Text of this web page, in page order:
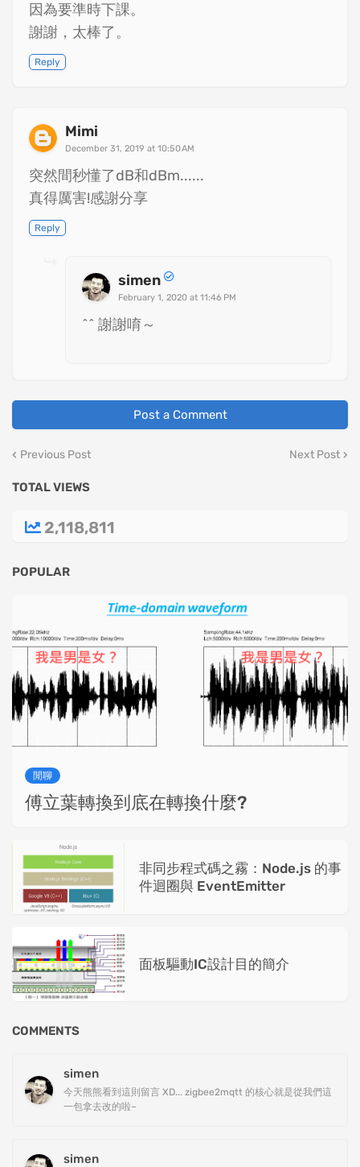
因為要準時下課。
謝謝，太棒了。
Reply
Mimi
December 31, 2019 at 10:50 AM
突然間秒懂了dB和dBm......
真得厲害!感謝分享
Reply
simen
February 1, 2020 at 11:46 PM
^^ 謝謝唷～
Post a Comment
Previous Post Next Post
TOTAL VIEWS
2,118,811
POPULAR
閒聊
傅立葉轉換到底在轉換什麼?
非同步程式碼之霧：Node.js 的事
件迴圈與 EventEmitter
面板驅動IC設計目的簡介
COMMENTS
simen
今天熊熊看到這則留言 XD... zigbee2mqtt 的核心就是從我們這
一包拿去改的啦~
simen